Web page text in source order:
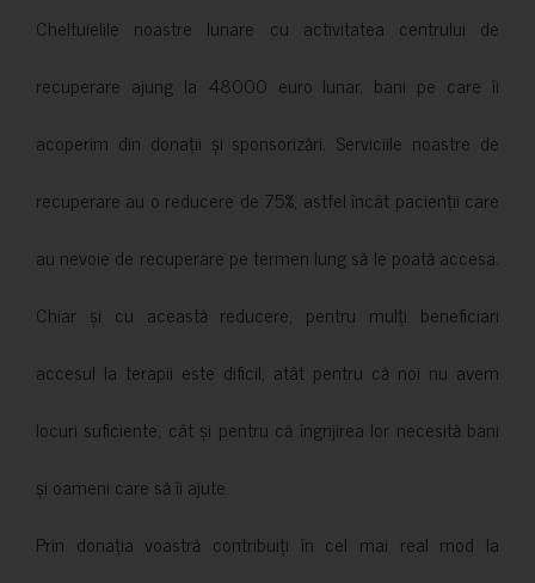
Cheltuielile noastre lunare cu activitatea centrului de
recuperare ajung la 48000 euro lunar, bani pe care îi
acoperim din donații și sponsorizări. Serviciile noastre de
recuperare au o reducere de 75%, astfel încât pacienții care
au nevoie de recuperare pe termen lung să le poată accesa.
Chiar și cu această reducere, pentru mulți beneficiari
accesul la terapii este dificil, atât pentru că noi nu avem
locuri suficiente, cât și pentru că îngrijirea lor necesită bani
și oameni care să îi ajute.
Prin donația voastră contribuiți în cel mai real mod la